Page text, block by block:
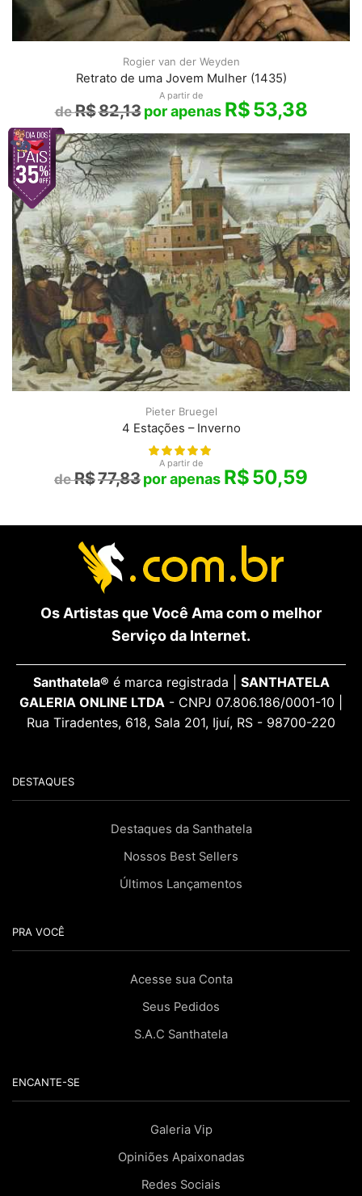
Rogier van der Weyden
Retrato de uma Jovem Mulher (1435)
A partir de
R$82,13 R$53,38
Pieter Bruegel
4 Estações – Inverno
A partir de
R$77,83 R$50,59
Os Artistas que Você Ama com o melhor
Serviço da Internet.
Santhatela® é marca registrada | SANTHATELA
GALERIA ONLINE LTDA - CNPJ 07.806.186/0001-10 |
Rua Tiradentes, 618, Sala 201, Ijuí, RS - 98700-220
DESTAQUES
Destaques da Santhatela
Nossos Best Sellers
Últimos Lançamentos
PRA VOCÊ
Acesse sua Conta
Seus Pedidos
S.A.C Santhatela
ENCANTE-SE
Galeria Vip
Opiniões Apaixonadas
Redes Sociais